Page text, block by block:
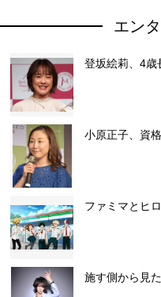
エン
登坂絵莉、4歳
小原正子、資
ファミマとヒ
施す側から見